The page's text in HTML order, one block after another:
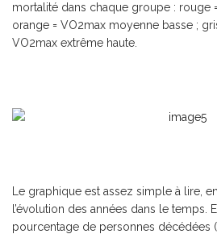
mortalité dans chaque groupe : rouge
orange = VO2max moyenne basse ;
VO2max extrême haute.
Le graphique est assez simple à lire,
l’évolution des années dans le temps.
pourcentage de personnes décédées